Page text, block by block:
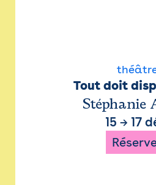
Tout doit
Stéphanie
15 → 17